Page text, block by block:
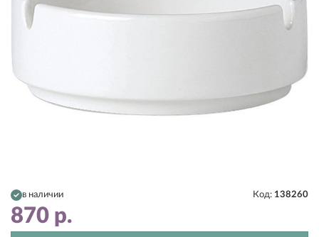
в наличии Код: 138260
870 р.